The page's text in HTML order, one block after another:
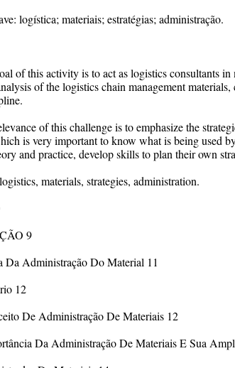
logística; materiais; estratégias; administração.
of this activity is to act as logistics consultants
of the logistics chain management
of this challenge is to emphasize the
is very important to know what is being used
and practice, develop skills to plan their own
materials, strategies, administration.
9
Da Administração Do Material 11
12
De Administração De Materiais 12
Da Administração De Materiais E Sua